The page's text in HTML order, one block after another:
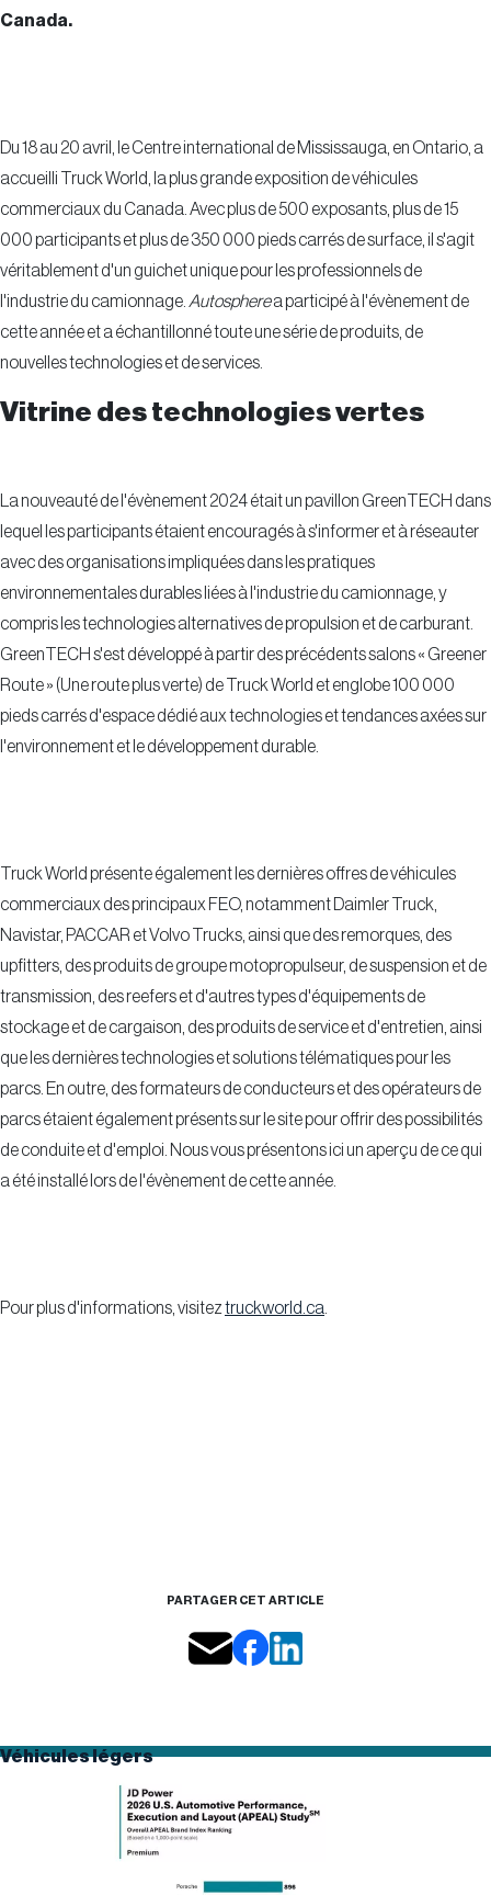
Canada.
Du 18 au 20 avril, le Centre international de Mississauga, en Ontario, a
accueilli Truck World, la plus grande exposition de véhicules
commerciaux du Canada. Avec plus de 500 exposants, plus de 15
000 participants et plus de 350 000 pieds carrés de surface, il s'agit
véritablement d'un guichet unique pour les professionnels de
l'industrie du camionnage. Autospherea participé à l'évènement de
cette année et a échantillonné toute une série de produits, de
nouvelles technologies et de services.
Vitrine des technologies vertes
La nouveauté de l'évènement 2024 était un pavillon GreenTECH dans
lequel les participants étaient encouragés à s'informer et à réseauter
avec des organisations impliquées dans les pratiques
environnementales durables liées à l'industrie du camionnage, y
compris les technologies alternatives de propulsion et de carburant.
GreenTECH s'est développé à partir des précédents salons « Greener
Route » (Une route plus verte) de Truck World et englobe 100 000
pieds carrés d'espace dédié aux technologies et tendances axées sur
l'environnement et le développement durable.
Truck World présente également les dernières offres de véhicules
commerciaux des principaux FEO, notamment Daimler Truck,
Navistar, PACCAR et Volvo Trucks, ainsi que des remorques, des
upfitters, des produits de groupe motopropulseur, de suspension et de
transmission, des reefers et d'autres types d'équipements de
stockage et de cargaison, des produits de service et d'entretien, ainsi
que les dernières technologies et solutions télématiques pour les
parcs. En outre, des formateurs de conducteurs et des opérateurs de
parcs étaient également présents sur le site pour offrir des possibilités
de conduite et d'emploi. Nous vous présentons ici un aperçu de ce qui
a été installé lors de l'évènement de cette année.
Pour plus d'informations, visiteztruckworld.ca
PARTAGER CET ARTICLE
Véhicules légers